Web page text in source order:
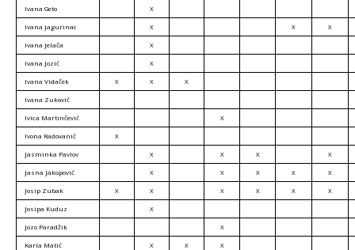
Ivana Geto X
Ivana Jagurinac X X X
Ivana Jelača X
Ivana Jozić X
Ivana Vidaček X X X
Ivana Zuković
Ivica Martinčević X
Ivona Radovanić X
Jasminka Pavlov X X X X
Jasna Jakopović X X X X X
Josip Zubak X X X X X X
Josipa Kuduz X
Jozo Paradžik X
Karla Matić X X X